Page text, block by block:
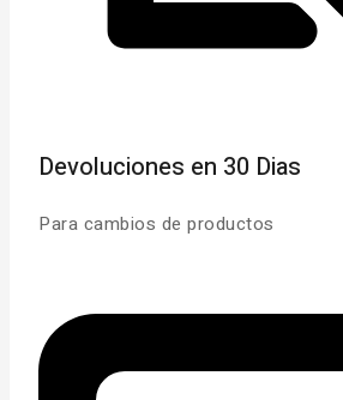
Devoluciones en 30 Dias
Para cambios de productos